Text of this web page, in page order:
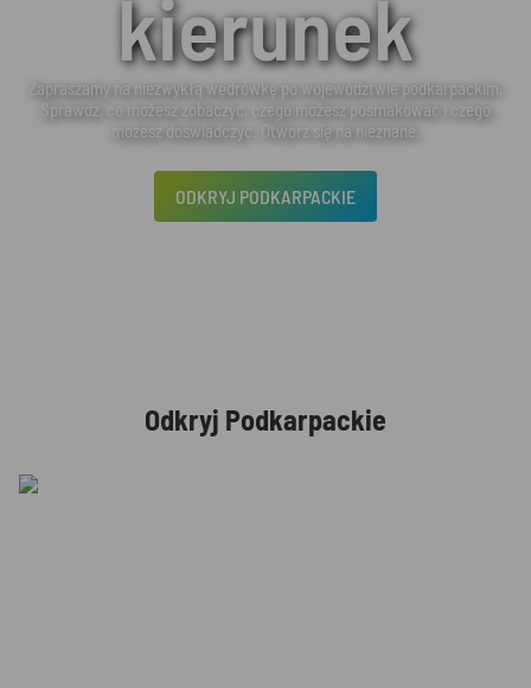
kierunek
Zapraszamy na niezwykłą wędrówkę po województwie podkarpackim.
Sprawdź, co możesz zobaczyć, czego możesz posmakować i czego
możesz doświadczyć. Otwórz się na nieznane.
ODKRYJ PODKARPACKIE
Odkryj Podkarpackie